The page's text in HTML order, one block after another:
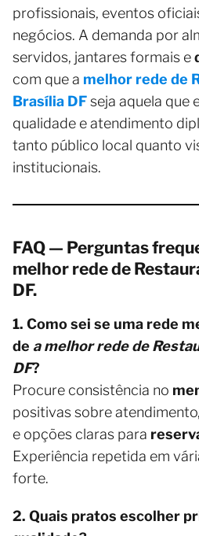
profissionais, eventos
negócios. A demanda por
servidos, jantares formais e
com que a melhor rede de
Brasília DFseja aquela que
qualidade e atendimento
tanto público local quanto
institucionais.
FAQ — Perguntas
melhor rede de
DF.
1. Como sei se uma rede
de a melhor rede de
DF?
Procure consistência no
positivas sobre
e opções claras para
Experiência repetida em
forte.
2. Quais pratos escolher